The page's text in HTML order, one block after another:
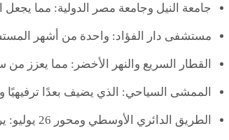
جامعة النيل وجامعة مصر الدولية: مما
مستشفى دار الفؤاد: واحدة من أشهر
القطار السريع والنهر الأخضر: مما يعزز
الممشى السياحي: الذي يضيف بعدًا ترفيهيًا
الطريق الدائري الأوسطي ومحور 26 يوليو: يربطان المشروع مباشرة بمناطق القاهرة الكبرى المختلفة.